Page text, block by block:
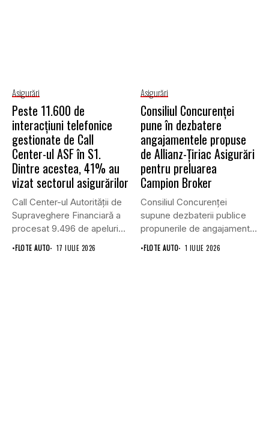
Asigurări
Peste 11.600 de
interacțiuni telefonice
gestionate de Call
Center-ul ASF în S1.
Dintre acestea, 41% au
vizat sectorul asigurărilor
Call Center-ul Autorității de
Supraveghere Financiară a
procesat 9.496 de apeluri
primite...
•FLOTE AUTO 17 IULIE 2026
Asigurări
Consiliul Concurenţei
pune în dezbatere
angajamentele propuse
de Allianz-Ţiriac Asigurări
pentru preluarea
Campion Broker
Consiliul Concurenţei
supune dezbaterii publice
propunerile de angajamente
formulate de Allianz-Ţiriac
•FLOTE AUTO 1 IULIE 2026